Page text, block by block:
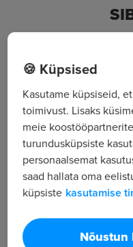
Kõik
Tööpakkuja
2
Töötajate arv
920
Vaatamised
🍪 Küpsised
Kasutame küpsiseid,
toimivust. Lisaks
meie
turundusküpsiste
personaalsemat
saad hallata oma
küpsiste kasutamise
Nõustun